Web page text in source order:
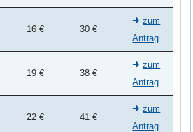
16 € 30 €
zum
Antrag
19 € 38 €
zum
Antrag
22 € 41 €
zum
Antrag